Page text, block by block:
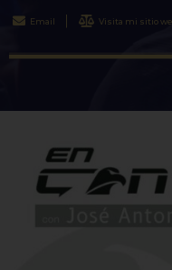
Email Visita mi sitio